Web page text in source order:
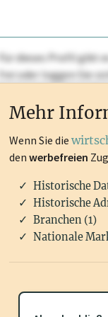
Für dieses Profil gibt
frei oder loggen Sie
Mehr
Wenn Sie die
den werbefreien
Historische
Historische
Branchen (1)
Nationale